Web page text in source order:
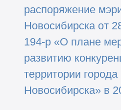
распоряжение
Новосибирска от
194-р «О плане
развитию
территории города
Новосибирска» в